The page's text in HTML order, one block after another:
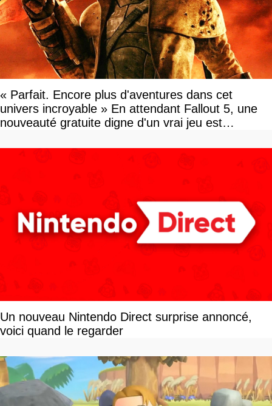
« Parfait. Encore plus d'aventures dans cet
univers incroyable » En attendant Fallout 5, une
nouveauté gratuite digne d'un vrai jeu est
Un nouveau Nintendo Direct surprise annoncé,
voici quand le regarder